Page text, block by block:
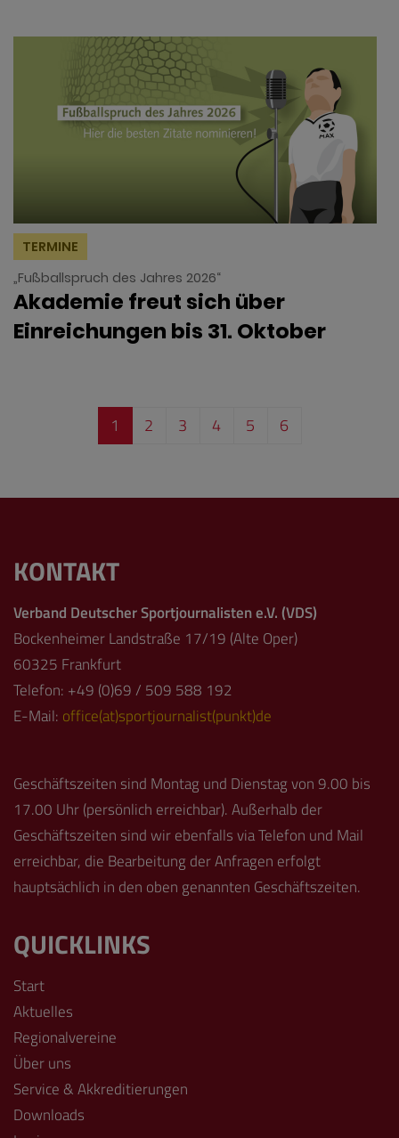
TERMINE
„Fußballspruch des Jahres 2026“
Akademie freut sich über
Einreichungen bis 31. Oktober
1 2 3 4 5 6
KONTAKT
Verband Deutscher Sportjournalisten e.V. (VDS)
Bockenheimer Landstraße 17/19 (Alte Oper)
60325 Frankfurt
Telefon: +49 (0)69 / 509 588 192
E-Mail: office(at)sportjournalist(punkt)de
Geschäftszeiten sind Montag und Dienstag von 9.00 bis
17.00 Uhr (persönlich erreichbar). Außerhalb der
Geschäftszeiten sind wir ebenfalls via Telefon und Mail
erreichbar, die Bearbeitung der Anfragen erfolgt
hauptsächlich in den oben genannten Geschäftszeiten.
QUICKLINKS
Start
Aktuelles
Regionalvereine
Über uns
Service & Akkreditierungen
Downloads